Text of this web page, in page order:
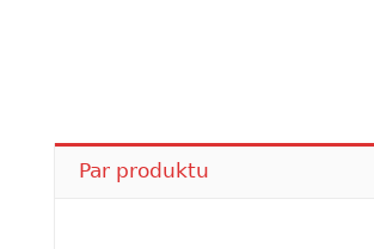
Par produktu